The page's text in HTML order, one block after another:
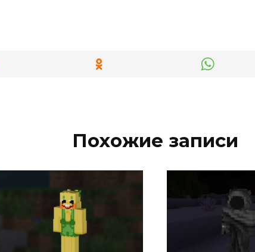
Похожие записи